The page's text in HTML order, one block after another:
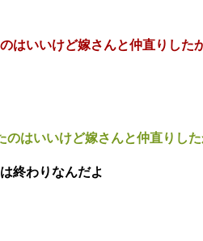
はいいけど嫁さんと仲直りした
のはいいけど嫁さんと仲直りし
終わりなんだよ